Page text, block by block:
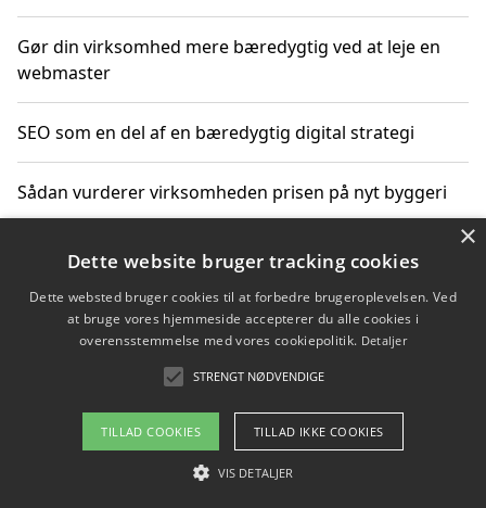
Gør din virksomhed mere bæredygtig ved at leje en
webmaster
SEO som en del af en bæredygtig digital strategi
Sådan vurderer virksomheden prisen på nyt byggeri
Sådan får du hjælp til en hjemmeside uden binding
Copyright 2026 - Pilanto Aps
Om / kontakt
Blog Betingelser
×
Dette website bruger tracking cookies
Dette websted bruger cookies til at forbedre brugeroplevelsen. Ved
at bruge vores hjemmeside accepterer du alle cookies i
overensstemmelse med vores cookiepolitik. Detaljer
STRENGT NØDVENDIGE
TILLAD COOKIES TILLAD IKKE COOKIES
VIS DETALJER